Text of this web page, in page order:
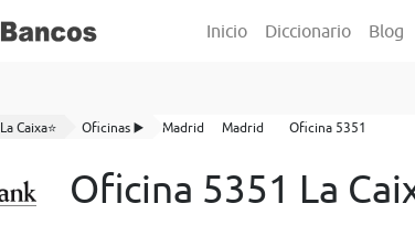
Inicio Diccionario Blog
Caixa⭐ Oficinas ▶️ Madrid Madrid Oficina 5351
Oficina 5351 La